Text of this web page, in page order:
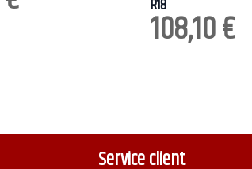
R18
108,10€
Service client